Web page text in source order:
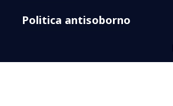
Politica antisoborno